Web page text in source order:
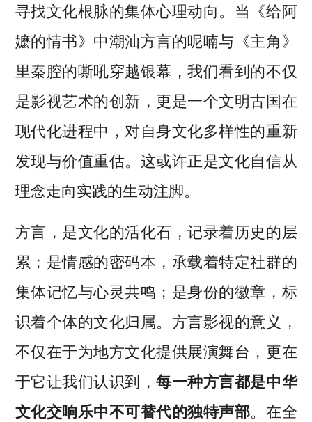
寻找文化根脉的集体心理动向。当《给阿
嬷的情书》中潮汕方言的呢喃与《主角》
里秦腔的嘶吼穿越银幕，我们看到的不仅
是影视艺术的创新，更是一个文明古国在
现代化进程中，对自身文化多样性的重新
发现与价值重估。这或许正是文化自信从
理念走向实践的生动注脚。
方言，是文化的活化石，记录着历史的层
累；是情感的密码本，承载着特定社群的
集体记忆与心灵共鸣；是身份的徽章，标
识着个体的文化归属。方言影视的意义，
不仅在于为地方文化提供展演舞台，更在
于它让我们认识到，每一种方言都是中华
文化交响乐中不可替代的独特声部。在全